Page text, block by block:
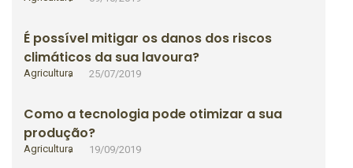
É possível mitigar os danos dos riscos
climáticos da sua lavoura?
Agricultura 25/07/2019
Como a tecnologia pode otimizar a sua
produção?
Agricultura 19/09/2019